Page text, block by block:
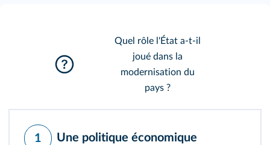
Quel rôle l'État a-t-il
joué dans la
modernisation du
pays ?
1
Une politique économique